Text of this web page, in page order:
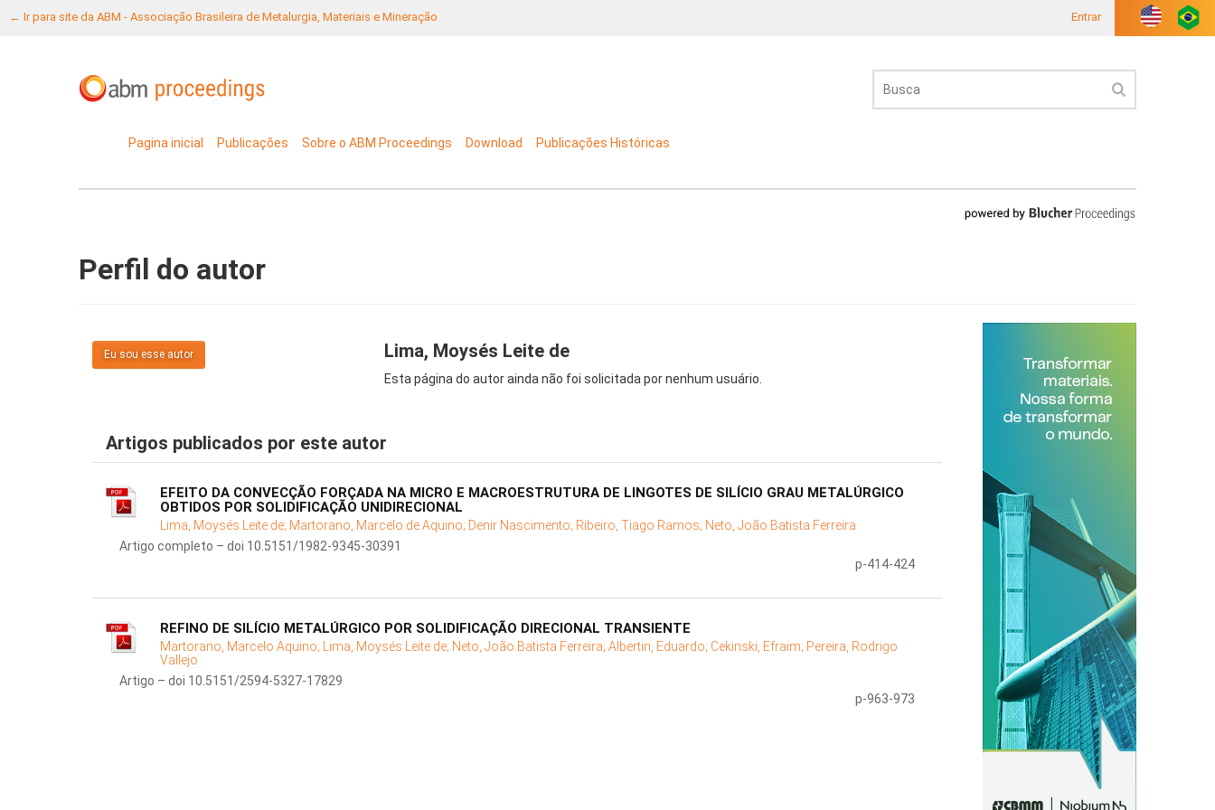
← Ir para site da ABM - Associação Brasileira de Metalurgia, Materiais e Mineração Entrar
Pagina inicial Publicações Sobre o ABM Proceedings Download Publicações Históricas
Perfil do autor
Eu sou esse autor Lima, Moysés Leite de
Esta página do autor ainda não foi solicitada por nenhum usuário.
Artigos publicados por este autor
EFEITO DA CONVECÇÃO FORÇADA NA MICRO E MACROESTRUTURA DE LINGOTES DE SILÍCIO GRAU METALÚRGICO
OBTIDOS POR SOLIDIFICAÇÃO UNIDIRECIONAL
Lima, Moysés Leite de; Martorano, Marcelo de Aquino; Denir Nascimento; Ribeiro, Tiago Ramos; Neto, João Batista Ferreira
Artigo completo – doi 10.5151/1982-9345-30391
p-414-424
REFINO DE SILÍCIO METALÚRGICO POR SOLIDIFICAÇÃO DIRECIONAL TRANSIENTE
Martorano, Marcelo Aquino; Lima, Moysés Leite de; Neto, João Batista Ferreira; Albertin, Eduardo; Cekinski, Efraim; Pereira, Rodrigo
Vallejo
Artigo – doi 10.5151/2594-5327-17829
p-963-973